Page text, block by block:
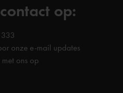
op:
onze e-mail updates
ons op